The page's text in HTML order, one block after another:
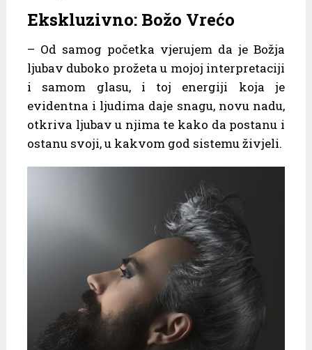
Ekskluzivno: Božo Vrećo
– Od samog početka vjerujem da je Božja
ljubav duboko prožeta u mojoj interpretaciji
i samom glasu, i toj energiji koja je
evidentna i ljudima daje snagu, novu nadu,
otkriva ljubav u njima te kako da postanu i
ostanu svoji, u kakvom god sistemu živjeli.